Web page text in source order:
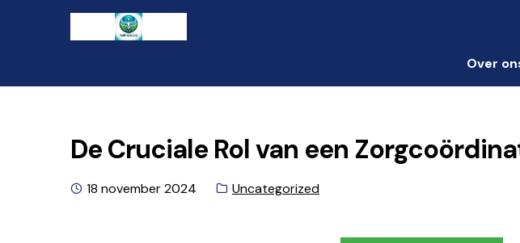
Over
De Cruciale Rol van een
Geplaatst
18 november 2024 Categorie:
Uncategorized